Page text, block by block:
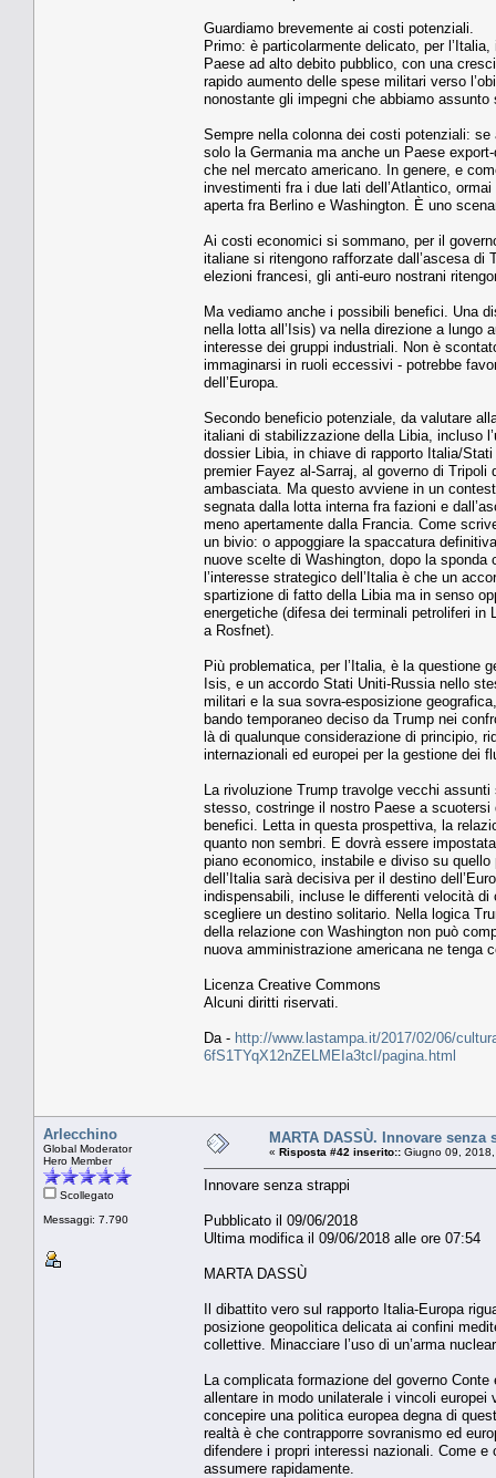
Guardiamo brevemente ai costi potenziali.
Primo: è particolarmente delicato, per
Paese ad alto debito pubblico, con una
rapido aumento delle spese militari verso
nonostante gli impegni che abbiamo assunto
Sempre nella colonna dei costi potenziali:
solo la Germania ma anche un Paese
che nel mercato americano. In genere, e
investimenti fra i due lati dell’Atlantico,
aperta fra Berlino e Washington. È uno
Ai costi economici si sommano, per il
italiane si ritengono rafforzate dall’ascesa
elezioni francesi, gli anti-euro nostrani
Ma vediamo anche i possibili benefici. Una
nella lotta all’Isis) va nella direzione a lungo
interesse dei gruppi industriali. Non è
immaginarsi in ruoli eccessivi - potrebbe
dell’Europa.
Secondo beneficio potenziale, da valutare
italiani di stabilizzazione della Libia, incluso
dossier Libia, in chiave di rapporto Italia/
premier Fayez al-Sarraj, al governo di
ambasciata. Ma questo avviene in un
segnata dalla lotta interna fra fazioni e
meno apertamente dalla Francia. Come
un bivio: o appoggiare la spaccatura
nuove scelte di Washington, dopo la
l’interesse strategico dell’Italia è che un
spartizione di fatto della Libia ma in senso
energetiche (difesa dei terminali petroliferi
a Rosfnet).
Più problematica, per l’Italia, è la questione
Isis, e un accordo Stati Uniti-Russia nello
militari e la sua sovra-esposizione
bando temporaneo deciso da Trump nei
là di qualunque considerazione di principio,
internazionali ed europei per la gestione dei
La rivoluzione Trump travolge vecchi
stesso, costringe il nostro Paese a
benefici. Letta in questa prospettiva, la
quanto non sembri. E dovrà essere
piano economico, instabile e diviso su
dell’Italia sarà decisiva per il destino
indispensabili, incluse le differenti velocità di
scegliere un destino solitario. Nella logica
della relazione con Washington non può
nuova amministrazione americana ne tenga
Licenza Creative Commons
Alcuni diritti riservati.
Da - http://www.lastampa.it/2017/02/06/
6fS1TYqX12nZELMEIa3tcI/pagina.html
Arlecchino
Global Moderator
Hero Member
Scollegato
Messaggi: 7.790
MARTA DASSÙ. Innovare senza
« Risposta #42 inserito:: Giugno 09,
Innovare senza strappi
Pubblicato il 09/06/2018
Ultima modifica il 09/06/2018 alle ore 07:54
MARTA DASSÙ
Il dibattito vero sul rapporto Italia-Europa
posizione geopolitica delicata ai confini
collettive. Minacciare l’uso di un’arma
La complicata formazione del governo
allentare in modo unilaterale i vincoli
concepire una politica europea degna di
realtà è che contrapporre sovranismo ed
difendere i propri interessi nazionali. Come
assumere rapidamente.